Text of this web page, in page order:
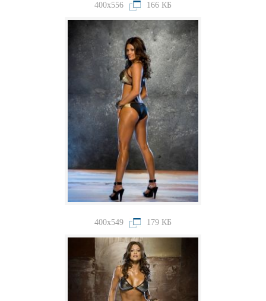
400x556 166 КБ
400x549 179 КБ